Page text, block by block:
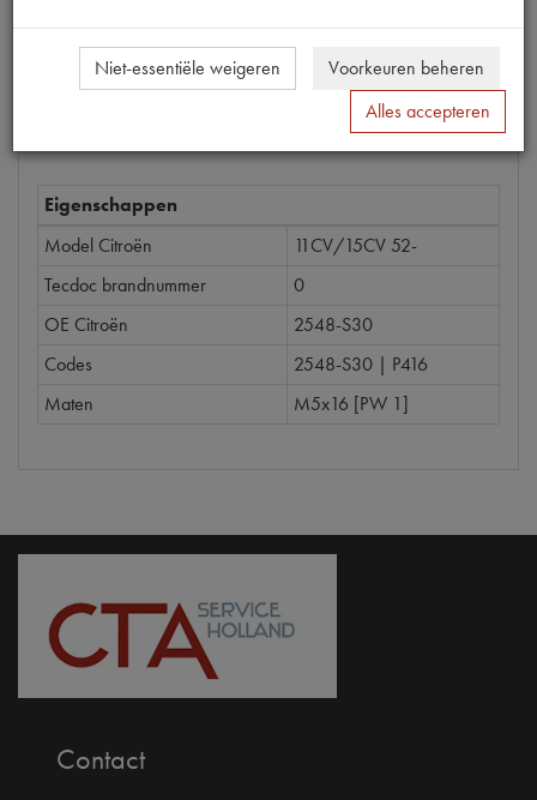
Eigenschappen
Model Citroën
11CV/15CV 52-
Tecdoc brandnummer
0
OE Citroën
2548-S30
Codes
2548-S30 | P416
Maten
M5x16 [PW 1]
Contact
Niet-essentiële weigeren
Voorkeuren beheren
Alles accepteren